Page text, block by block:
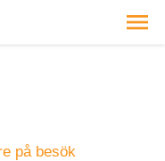
på besök